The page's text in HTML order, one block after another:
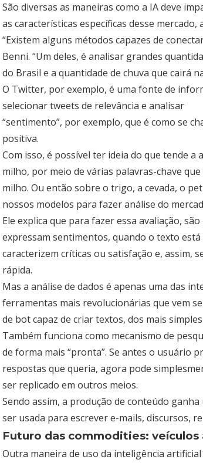
São diversas as maneiras como a IA deve
as características específicas desse
“Existem alguns métodos capazes de
Benni. “Um deles, é analisar grandes
do Brasil e a quantidade de chuva que cairá
O Twitter, por exemplo, é uma fonte de
selecionar tweets de relevância e analisar
“sentimento”, por exemplo, que é como se
positiva.
Com isso, é possível ter ideia do que tende
milho, por meio de várias palavras-chave
milho. Ou então sobre o trigo, a cevada, o
nossos modelos para fazer análise do
Ele explica que para fazer essa avaliação,
expressam sentimentos, quando o texto
caracterizem críticas ou satisfação e, assim,
rápida.
Mas a análise de dados é apenas uma das
ferramentas mais revolucionárias que vem
de bot capaz de criar textos, dos mais
Também funciona como mecanismo de
de forma mais “pronta”. Se antes o usuário
respostas que queria, agora pode
ser replicado em outros meios.
Sendo assim, a produção de conteúdo
ser usada para escrever e-mails, discursos,
Futuro das commodities:
Outra maneira de uso da inteligência